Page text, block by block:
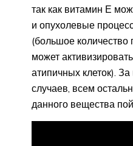
так как витамин Е
и опухолевые
(большое
может
атипичных клеток).
случаев, всем
данного вещества